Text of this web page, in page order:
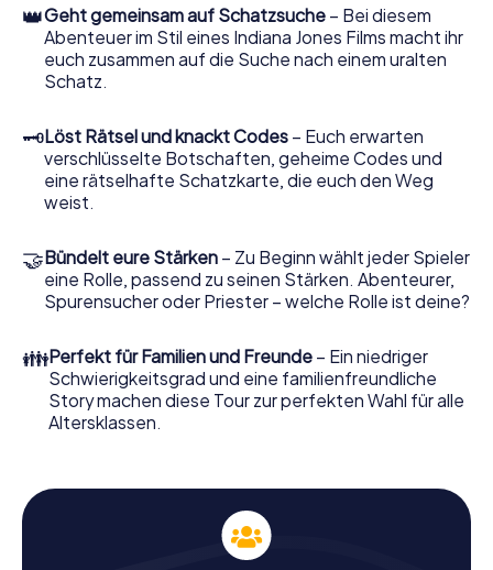
schon bald werden Sie feststellen, dass der kostbare
Schatz nur noch wenige Schritte entfernt ist.
👑Geht gemeinsam auf Schatzsuche – Bei diesem
Abenteuer im Stil eines Indiana Jones Films macht ihr
euch zusammen auf die Suche nach einem uralten
Schatz.
🗝Löst Rätsel und knackt Codes – Euch erwarten
verschlüsselte Botschaften, geheime Codes und
eine rätselhafte Schatzkarte, die euch den Weg
weist.
🤝Bündelt eure Stärken – Zu Beginn wählt jeder Spieler
eine Rolle, passend zu seinen Stärken. Abenteurer,
Spurensucher oder Priester – welche Rolle ist deine?
👪Perfekt für Familien und Freunde – Ein niedriger
Schwierigkeitsgrad und eine familienfreundliche
Story machen diese Tour zur perfekten Wahl für alle
Altersklassen.